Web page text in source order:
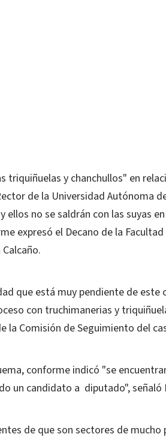
triquiñuelas y chanchullos" en
de la Universidad Autónoma
ellos no se saldrán con las suyas
expresó el Decano de la
que está muy pendiente de
con truchimanerias y
la Comisión de Seguimiento del
conforme indicó "se
un candidato a diputado", señaló
de que son sectores de